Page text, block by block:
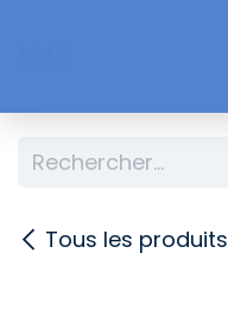
Tous les produits